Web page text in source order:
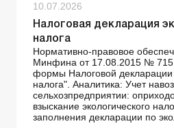
10.07.2026
Налоговая декларация
налога
Нормативно-правовое
Минфина от 17.08.2015 № 715
формы Налоговой декларации
налога". Аналитика: Учет
сельхозпредприятии:
взыскание экологического
заполнения декларации по